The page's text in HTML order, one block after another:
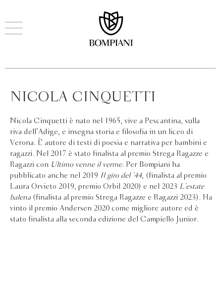
NICOLA CINQUETTI
Nicola Cinquetti è nato nel 1965, vive a Pescantina, sulla
riva dell’Adige, e insegna storia e filosofia in un liceo di
Verona. È autore di testi di poesia e narrativa per bambini e
ragazzi. Nel 2017 è stato finalista al premio Strega Ragazze e
Ragazzi con Ultimo venne il verme. Per Bompiani ha
pubblicato anche nel 2019 Il giro del ’44, (finalista al premio
Laura Orvieto 2019, premio Orbil 2020) e nel 2023 L’estate
balena (finalista al premio Strega Ragazze e Ragazzi 2023). Ha
vinto il premio Andersen 2020 come migliore autore ed è
stato finalista alla seconda edizione del Campiello Junior.